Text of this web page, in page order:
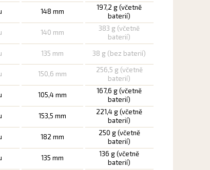
148 mm
197,2 g (včetně
baterií)
140 mm
383 g (včetně
baterií)
135 mm 38 g (bez baterií)
150,6 mm
256,5 g (včetně
baterií)
105,4 mm
167,6 g (včetně
baterií)
153,5 mm
221,4 g (včetně
baterií)
182 mm
250 g (včetně
baterií)
135 mm
136 g (včetně
baterií)